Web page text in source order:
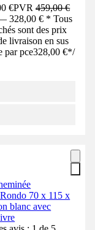
€PVR459,00 €
328,00 € * Tous
sont des prix
livraison en sus
par pce328,00 €*/
70 x 115 x
blanc avec